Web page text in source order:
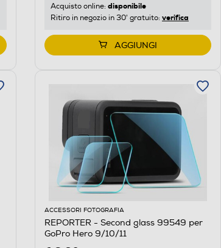
Acquisto online: disponibile
Ritiro in negozio in 30' gratuito: verifica
AGGIUNGI
ACCESSORI FOTOGRAFIA
REPORTER - Second glass 99549 per
GoPro Hero 9/10/11